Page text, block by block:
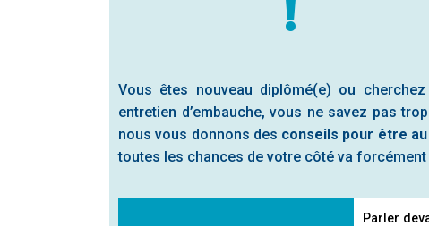
!
Vous êtes nouveau diplômé(e) ou
entretien d’embauche, vous ne savez pas
nous vous donnons des conseils pour être
toutes les chances de votre côté va
Parler